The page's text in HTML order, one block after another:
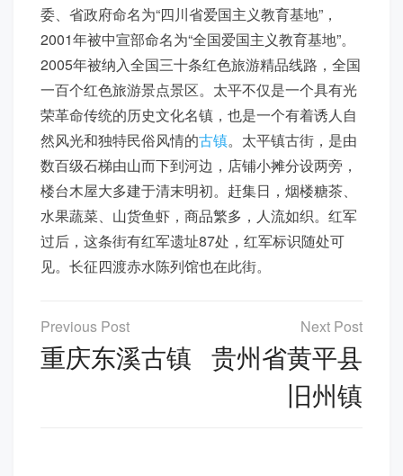
委、省政府命名为“四川省爱国主义教育基地”，
2001年被中宣部命名为“全国爱国主义教育基地”。
2005年被纳入全国三十条红色旅游精品线路，全国
一百个红色旅游景点景区。太平不仅是一个具有光
荣革命传统的历史文化名镇，也是一个有着诱人自
然风光和独特民俗风情的古镇。太平镇古街，是由
数百级石梯由山而下到河边，店铺小摊分设两旁，
楼台木屋大多建于清末明初。赶集日，烟楼糖茶、
水果蔬菜、山货鱼虾，商品繁多，人流如织。红军
过后，这条街有红军遗址87处，红军标识随处可
见。长征四渡赤水陈列馆也在此街。
文
章
重庆东溪古镇 贵州省黄平县
旧州镇